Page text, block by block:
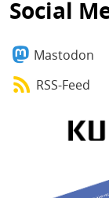
Social
Mastodon
RSS-Feed